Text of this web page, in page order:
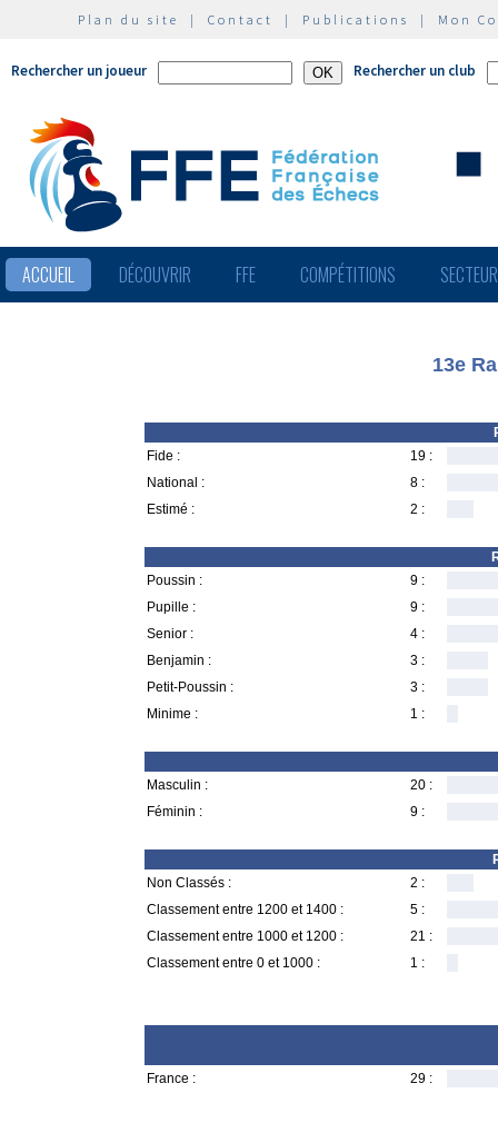
Plan du site | Contact | Publications | Mon
Rechercher un joueur Rechercher un club
ACCUEIL DÉCOUVRIR FFE COMPÉTITIONS
13e
Fide :
19 :
National :
8 :
Estimé :
2 :
Poussin :
9 :
Pupille :
9 :
Senior :
4 :
Benjamin :
3 :
Petit-Poussin :
3 :
Minime :
1 :
Masculin :
20 :
Féminin :
9 :
Non Classés :
2 :
Classement entre 1200 et 1400 :
5 :
Classement entre 1000 et 1200 :
21 :
Classement entre 0 et 1000 :
1 :
France : 29 :